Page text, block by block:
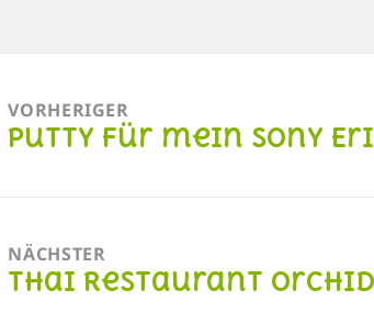
VORHERIGER
Vorheriger
Putty für mein Sony
NÄCHSTER
Nächster
Thai Restaurant